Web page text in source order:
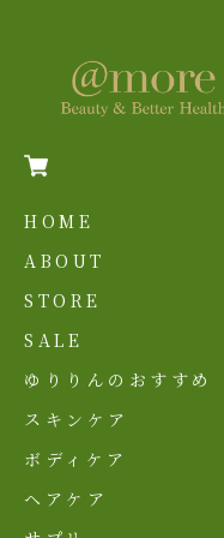
HOME
ABOUT
STORE
SALE
ゆりりんのおすすめ
スキンケア
ボディケア
ヘアケア